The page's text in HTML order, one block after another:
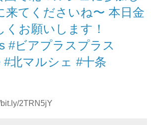
来てくださいね〜 本日金
くお願いします！
#ビアプラスプラス
#北マルシェ #十条
2TRN5jY